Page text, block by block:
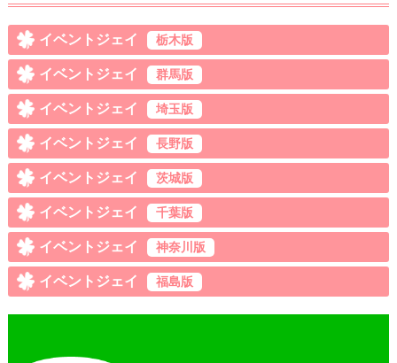
イベントジェイ 栃木版
イベントジェイ 群馬版
イベントジェイ 埼玉版
イベントジェイ 長野版
イベントジェイ 茨城版
イベントジェイ 千葉版
イベントジェイ 神奈川版
イベントジェイ 福島版